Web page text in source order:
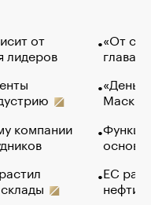
от
лидеров
компании
«От
глава
Маск в
основ
ЕС
нефти